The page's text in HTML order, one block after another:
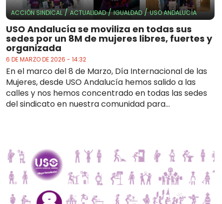
ACCIÓN SINDICAL/ACTUALIDAD/IGUALDAD/USO ANDALUCÍA
USO Andalucía se moviliza en todas sus
sedes por un 8M de mujeres libres, fuertes y
organizada
6 DE MARZO DE 2026 - 14:32
En el marco del 8 de Marzo, Día Internacional de las
Mujeres, desde USO Andalucía hemos salido a las
calles y nos hemos concentrado en todas las sedes
del sindicato en nuestra comunidad para...